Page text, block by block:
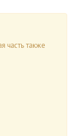
часть также